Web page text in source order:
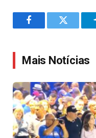
FacebookTwitter
Mais Notícias